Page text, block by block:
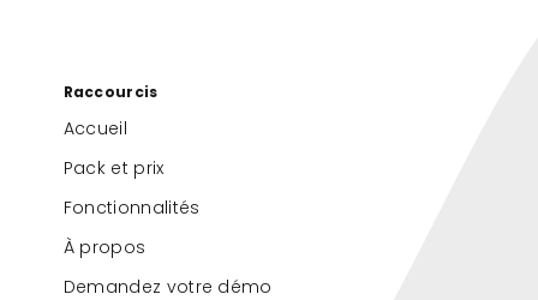
Raccourcis
Accueil
Pack et prix
Fonctionnalités
À propos
Demandez votre démo